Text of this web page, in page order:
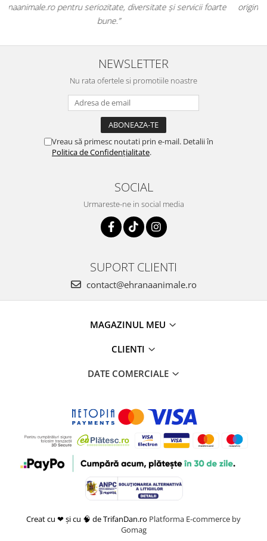
originale și în termen. Magazin serios, bine organizat și foarte util
pentru orice stăpân de animale.
NEWSLETTER
Nu rata ofertele si promotiile noastre
Vreau să primesc noutati prin e-mail. Detalii în
Politica de Confidențialitate.
SOCIAL
Urmareste-ne in social media
SUPORT CLIENTI
contact@ehranaanimale.ro
MAGAZINUL MEU
CLIENTI
DATE COMERCIALE
Creat cu ❤ și cu 🧠 de TrifanDan.ro Platforma E-commerce by
Gomag